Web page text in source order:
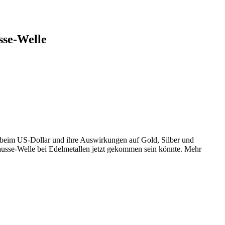
Welle
US-Dollar und ihre Auswirkungen auf Gold, Silber und
Welle bei Edelmetallen jetzt gekommen sein könnte. Mehr